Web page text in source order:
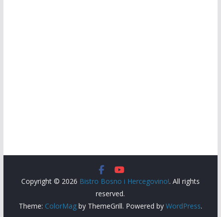
Copyright © 2026 Bistro Bosno i Hercegovino!. All rights
reserved.
Theme: ColorMagby ThemeGrill. Powered by WordPress.